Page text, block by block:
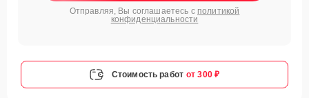
Отправляя, Вы соглашаетесь с политикой
конфиденциальности
Стоимость работ от 300 ₽